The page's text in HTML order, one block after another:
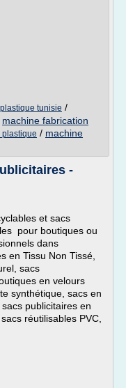
tunisie /
machine fabrication
/ machine
-
et sacs
pour boutiques ou
dans
en Tissu Non Tissé,
sacs
en velours
synthétique, sacs en
publicitaires en
réutilisables PVC,